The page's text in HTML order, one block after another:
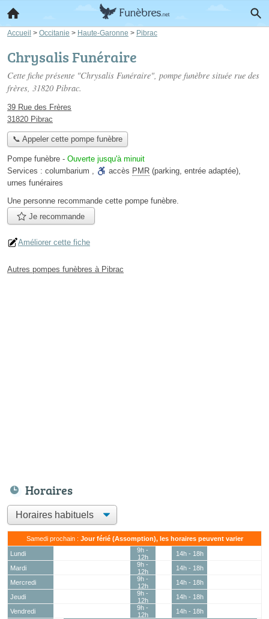
Accueil > Occitanie > Haute-Garonne > Pibrac
Chrysalis Funéraire
Cette fiche présente "Chrysalis Funéraire", pompe funèbre située rue des
frères, 31820 Pibrac.
39 Rue des Frères
31820 Pibrac
📞 Appeler cette pompe funèbre
Pompe funèbre - Ouverte jusqu'à minuit
Services : columbarium , accès PMR (parking, entrée adaptée),
urnes funéraires
Une personne recommande cette pompe funèbre.
Je recommande
Améliorer cette fiche
Autres pompes funèbres à Pibrac
Horaires
Samedi prochain : Jour férié (Assomption), les horaires peuvent varier
Lundi
9h -
12h
14h - 18h
Mardi
9h -
12h
14h - 18h
Mercredi
9h -
12h
14h - 18h
Jeudi
9h -
12h
14h - 18h
Vendredi
9h -
12h
14h - 18h